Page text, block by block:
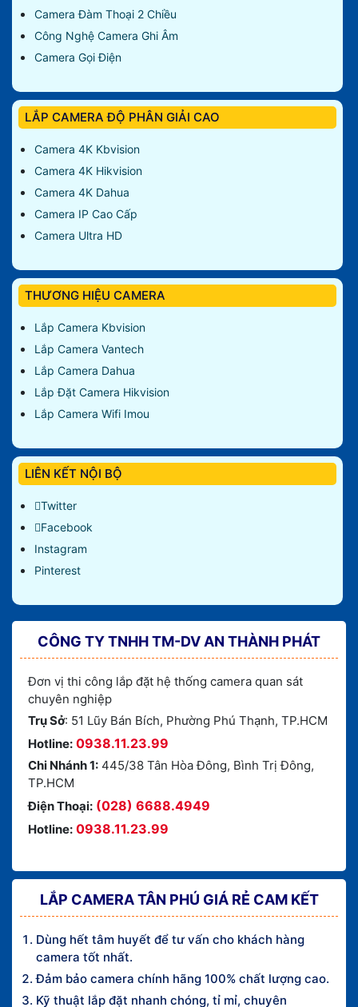
Camera Đàm Thoại 2 Chiều
Công Nghệ Camera Ghi Âm
Camera Gọi Điện
LẮP CAMERA ĐỘ PHÂN GIẢI CAO
Camera 4K Kbvision
Camera 4K Hikvision
Camera 4K Dahua
Camera IP Cao Cấp
Camera Ultra HD
THƯƠNG HIỆU CAMERA
Lắp Camera Kbvision
Lắp Camera Vantech
Lắp Camera Dahua
Lắp Đặt Camera Hikvision
Lắp Camera Wifi Imou
LIÊN KẾT NỘI BỘ
Twitter
Facebook
Instagram
Pinterest
CÔNG TY TNHH TM-DV AN THÀNH PHÁT
Đơn vị thi công lắp đặt hệ thống camera quan sát
chuyên nghiệp
Trụ Sở: 51 Lũy Bán Bích, Phường Phú Thạnh, TP.HCM
Hotline: 0938.11.23.99
Chi Nhánh 1: 445/38 Tân Hòa Đông, Bình Trị Đông,
TP.HCM
Điện Thoại: (028) 6688.4949
Hotline: 0938.11.23.99
LẮP CAMERA TÂN PHÚ GIÁ RẺ CAM KẾT
Dùng hết tâm huyết để tư vấn cho khách hàng
camera tốt nhất.
Đảm bảo camera chính hãng 100% chất lượng cao.
Kỹ thuật lắp đặt nhanh chóng, tỉ mỉ, chuyên